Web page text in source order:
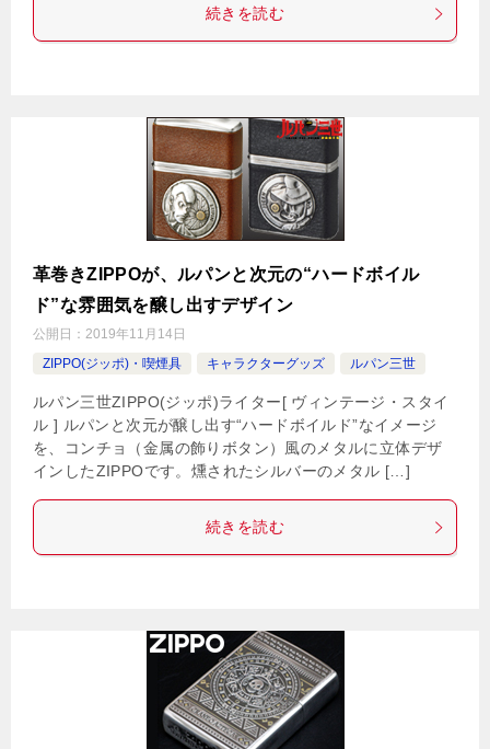
続きを読む
革巻きZIPPOが、ルパンと次元の“ハードボイル
ド”な雰囲気を醸し出すデザイン
公開日： 2019年11月14日
ZIPPO(ジッポ)・喫煙具
キャラクターグッズ ルパン三世
ルパン三世ZIPPO(ジッポ)ライター[ ヴィンテージ・スタイ
ル ] ルパンと次元が醸し出す“ハードボイルド”なイメージ
を、コンチョ（金属の飾りボタン）風のメタルに立体デザ
インしたZIPPOです。燻されたシルバーのメタル […]
続きを読む